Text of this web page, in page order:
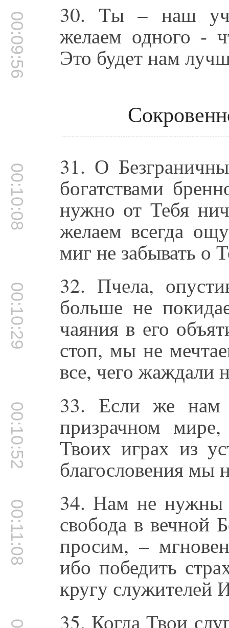
00:09:56 30. Tы – наш
желаем одного -
Это будет нам
00:10:08 31. О
богатствами
нужно от Тебя
желаем всегда
миг не забывать о
00:10:29 32. Пчела,
больше не
чаяния в его
стоп, мы не
все, чего жаждали
00:10:52 33. Если же нам
призрачном
Твоих играх из
благословения мы
00:11:08 34. Нам не нужны
свобода в вечной
просим, –
ибо победить
кругу служителей
35. Когда Твои